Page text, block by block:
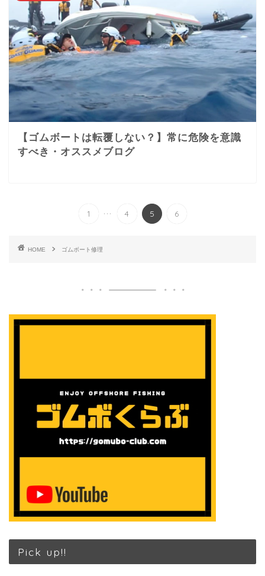
【ゴムボートは転覆しない？】常に危険を意識
すべき・オススメブログ
1 ... 4 5 6
HOME ゴムボート修理
Pick up!!